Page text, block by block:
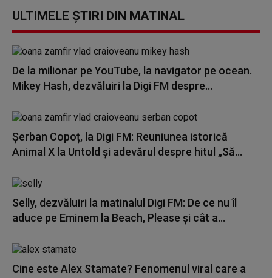
ULTIMELE ȘTIRI DIN MATINAL
De la milionar pe YouTube, la navigator pe ocean.
Mikey Hash, dezvăluiri la Digi FM despre...
Șerban Copoț, la Digi FM: Reuniunea istorică
Animal X la Untold și adevărul despre hitul „Să...
Selly, dezvăluiri la matinalul Digi FM: De ce nu îl
aduce pe Eminem la Beach, Please și cât a...
Cine este Alex Stamate? Fenomenul viral care a